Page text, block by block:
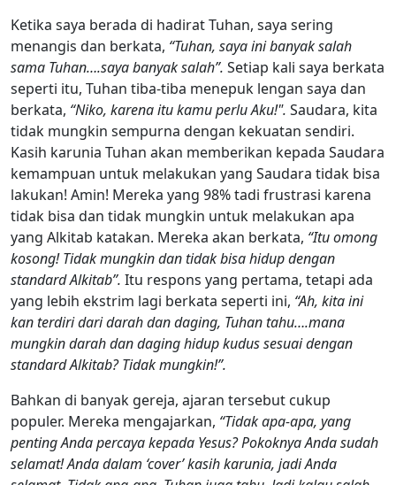
Ketika saya berada di hadirat Tuhan, saya sering
menangis dan berkata, “Tuhan, saya ini banyak salah
sama Tuhan….saya banyak salah”. Setiap kali saya berkata
seperti itu, Tuhan tiba-tiba menepuk lengan saya dan
berkata, “Niko, karena itu kamu perlu Aku!". Saudara, kita
tidak mungkin sempurna dengan kekuatan sendiri.
Kasih karunia Tuhan akan memberikan kepada Saudara
kemampuan untuk melakukan yang Saudara tidak bisa
lakukan! Amin! Mereka yang 98% tadi frustrasi karena
tidak bisa dan tidak mungkin untuk melakukan apa
yang Alkitab katakan. Mereka akan berkata, “Itu omong
kosong! Tidak mungkin dan tidak bisa hidup dengan
standard Alkitab”. Itu respons yang pertama, tetapi ada
yang lebih ekstrim lagi berkata seperti ini, “Ah, kita ini
kan terdiri dari darah dan daging, Tuhan tahu….mana
mungkin darah dan daging hidup kudus sesuai dengan
standard Alkitab? Tidak mungkin!”.
Bahkan di banyak gereja, ajaran tersebut cukup
populer. Mereka mengajarkan, “Tidak apa-apa, yang
penting Anda percaya kepada Yesus? Pokoknya Anda sudah
selamat! Anda dalam ‘cover’ kasih karunia, jadi Anda